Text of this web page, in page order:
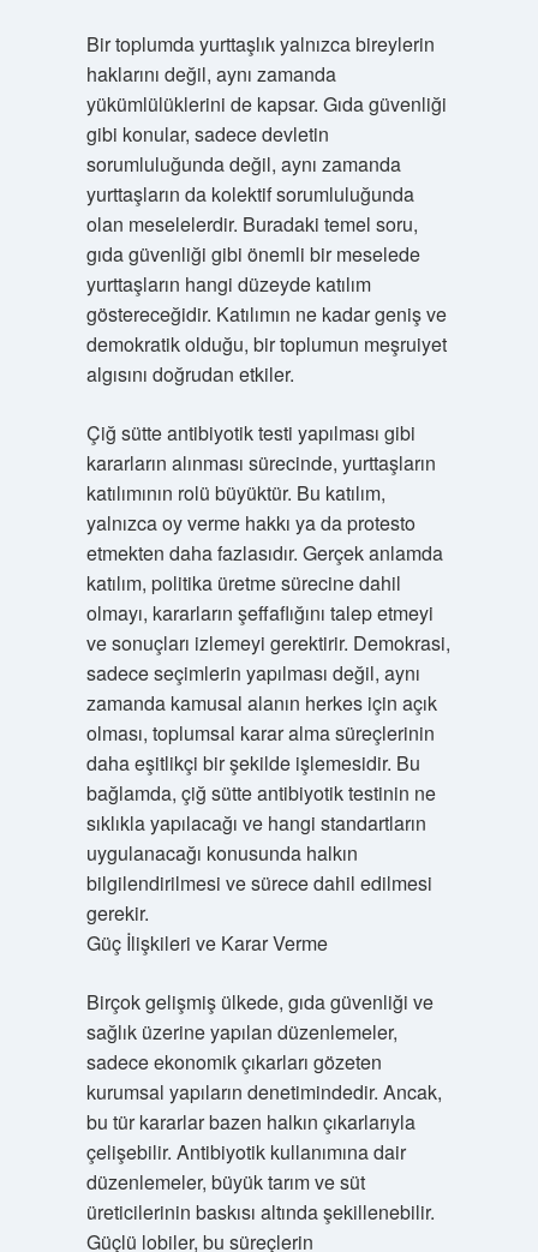
Bir toplumda yurttaşlık yalnızca bireylerin
haklarını değil, aynı zamanda
yükümlülüklerini de kapsar. Gıda güvenliği
gibi konular, sadece devletin
sorumluluğunda değil, aynı zamanda
yurttaşların da kolektif sorumluluğunda
olan meselelerdir. Buradaki temel soru,
gıda güvenliği gibi önemli bir meselede
yurttaşların hangi düzeyde katılım
göstereceğidir. Katılımın ne kadar geniş ve
demokratik olduğu, bir toplumun meşruiyet
algısını doğrudan etkiler.
Çiğ sütte antibiyotik testi yapılması gibi
kararların alınması sürecinde, yurttaşların
katılımının rolü büyüktür. Bu katılım,
yalnızca oy verme hakkı ya da protesto
etmekten daha fazlasıdır. Gerçek anlamda
katılım, politika üretme sürecine dahil
olmayı, kararların şeffaflığını talep etmeyi
ve sonuçları izlemeyi gerektirir. Demokrasi,
sadece seçimlerin yapılması değil, aynı
zamanda kamusal alanın herkes için açık
olması, toplumsal karar alma süreçlerinin
daha eşitlikçi bir şekilde işlemesidir. Bu
bağlamda, çiğ sütte antibiyotik testinin ne
sıklıkla yapılacağı ve hangi standartların
uygulanacağı konusunda halkın
bilgilendirilmesi ve sürece dahil edilmesi
gerekir.
Güç İlişkileri ve Karar Verme
Birçok gelişmiş ülkede, gıda güvenliği ve
sağlık üzerine yapılan düzenlemeler,
sadece ekonomik çıkarları gözeten
kurumsal yapıların denetimindedir. Ancak,
bu tür kararlar bazen halkın çıkarlarıyla
çelişebilir. Antibiyotik kullanımına dair
düzenlemeler, büyük tarım ve süt
üreticilerinin baskısı altında şekillenebilir.
Güçlü lobiler, bu süreçlerin